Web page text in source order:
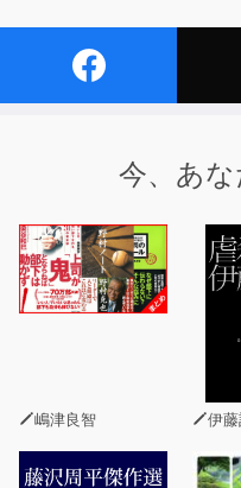
などに行くのは難しい。
できればすぐに知識をつ
な事業を展開するグロー
るだけシンプルに解説し
今、あ
嶋津良智 伊